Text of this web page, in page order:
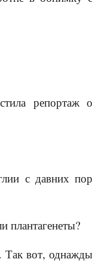
репортаж о
с давних пор
плантагенеты?
Так вот,